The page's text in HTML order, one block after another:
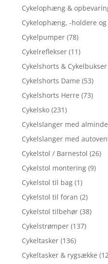
Cykelophæng &
Cykelophæng, -holdere
Cykelpumper (78)
Cykelreflekser (11)
Cykelshorts & Cykelbukser
Cykelshorts Dame (53)
Cykelshorts Herre (73)
Cykelsko (231)
Cykelslanger med
Cykelslanger med
Cykelstol / Barnestol (26)
Cykelstol montering (9)
Cykelstol til bag (1)
Cykelstol til foran (2)
Cykelstol tilbehør (38)
Cykelstrømper (137)
Cykeltasker (136)
Cykeltasker & rygsække